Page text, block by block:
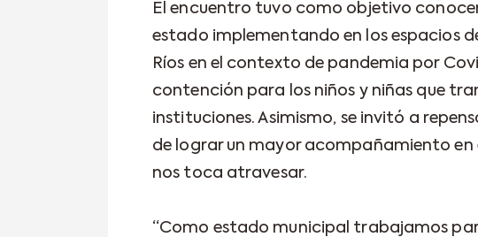
El encuentro tuvo como objetivo
estado implementando en los espacios
Ríos en el contexto de pandemia por
contención para los niños y niñas que
instituciones. Asimismo, se invitó a
de lograr un mayor acompañamiento
nos toca atravesar.
“Como estado municipal trabajamos